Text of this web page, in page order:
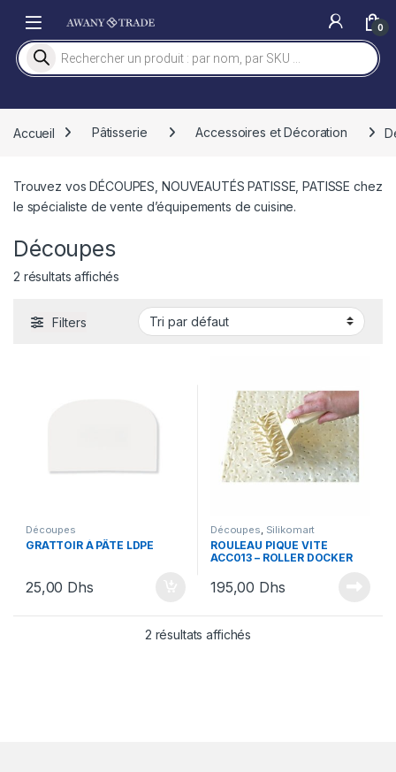
0
Recherche de produits
Accueil Pâtisserie Accessoires et Décoration
Trouvez vos DÉCOUPES, NOUVEAUTÉS PATISSE, PATISSE chez
le spécialiste de vente d’équipements de cuisine.
Découpes
2 résultats affichés
Filters
Découpes
GRATTOIR À PÂTE LDPE
25,00 Dhs
Découpes Silikomart
ROULEAU PIQUE VITE
ACC013 – ROLLER DOCKER
195,00 Dhs
2 résultats affichés